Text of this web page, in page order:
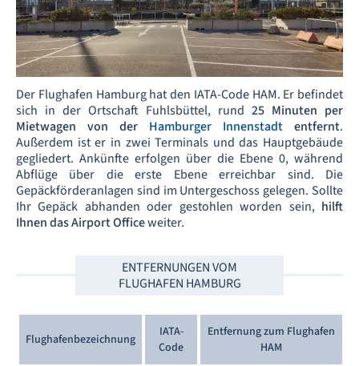
Der Flughafen Hamburg hat den IATA-Code HAM. Er befindet
sich in der Ortschaft Fuhlsbüttel, rund 25 Minuten per
Mietwagen von der Hamburger Innenstadt entfernt.
Außerdem ist er in zwei Terminals und das Hauptgebäude
gegliedert. Ankünfte erfolgen über die Ebene 0, während
Abflüge über die erste Ebene erreichbar sind. Die
Gepäckförderanlagen sind im Untergeschoss gelegen. Sollte
Ihr Gepäck abhanden oder gestohlen worden sein, hilft
Ihnen das Airport Officeweiter.
ENTFERNUNGEN VOM
FLUGHAFEN HAMBURG
Flughafenbezeichnung
IATA-
Code
Entfernung zum Flughafen
HAM